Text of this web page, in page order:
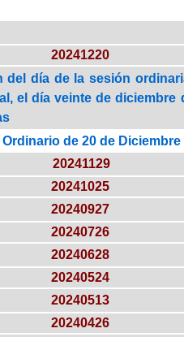
20241220
del día de la sesión
el día veinte de
Ordinario de 20 de Diciembre
20241129
20241025
20240927
20240726
20240628
20240524
20240513
20240426